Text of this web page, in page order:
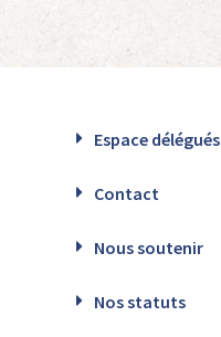
Espace délégués
Contact
Nous soutenir
Nos statuts